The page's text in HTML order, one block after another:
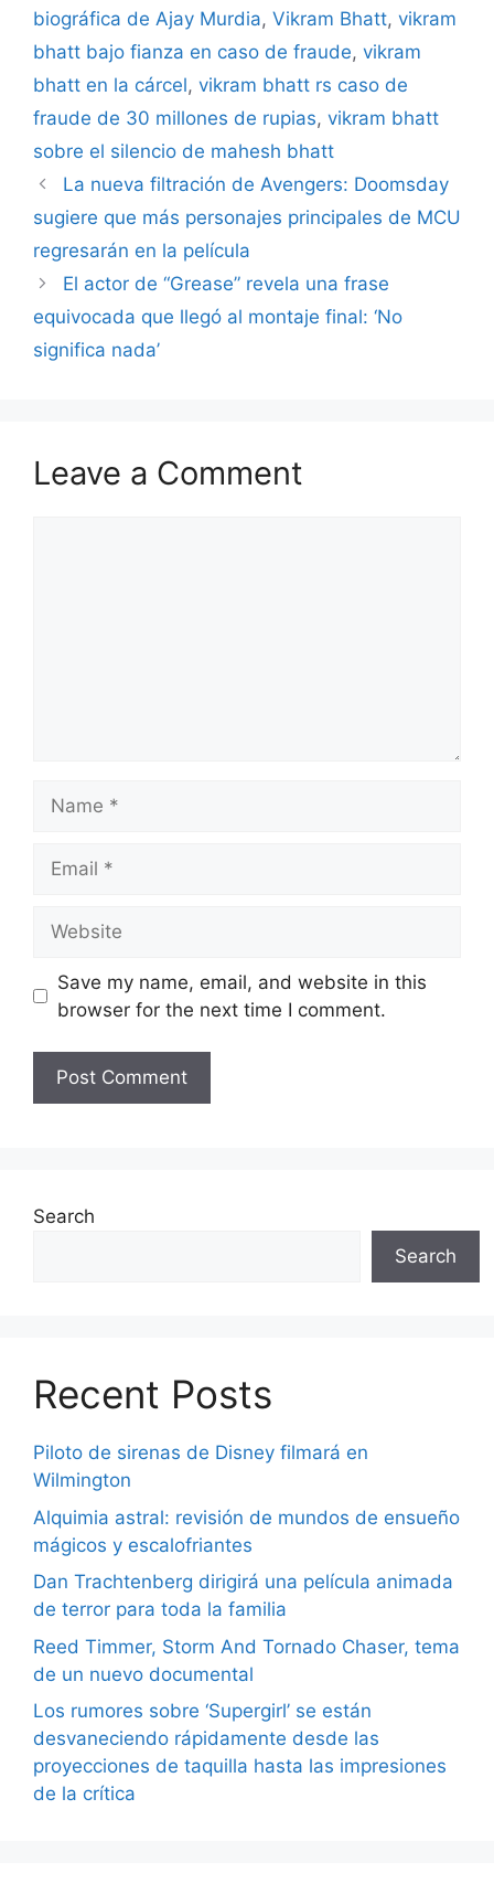
biográfica de Ajay Murdia, Vikram Bhatt, vikram
bhatt bajo fianza en caso de fraude, vikram
bhatt en la cárcel, vikram bhatt rs caso de
fraude de 30 millones de rupias, vikram bhatt
sobre el silencio de mahesh bhatt
La nueva filtración de Avengers: Doomsday
sugiere que más personajes principales de MCU
regresarán en la película
El actor de “Grease” revela una frase
equivocada que llegó al montaje final: ‘No
significa nada’
Leave a Comment
Save my name, email, and website in this
browser for the next time I comment.
Search
Search
Recent Posts
Piloto de sirenas de Disney filmará en
Wilmington
Alquimia astral: revisión de mundos de ensueño
mágicos y escalofriantes
Dan Trachtenberg dirigirá una película animada
de terror para toda la familia
Reed Timmer, Storm And Tornado Chaser, tema
de un nuevo documental
Los rumores sobre ‘Supergirl’ se están
desvaneciendo rápidamente desde las
proyecciones de taquilla hasta las impresiones
de la crítica